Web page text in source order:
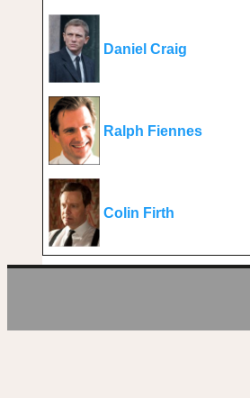
Daniel Craig
Ralph Fiennes
Colin Firth